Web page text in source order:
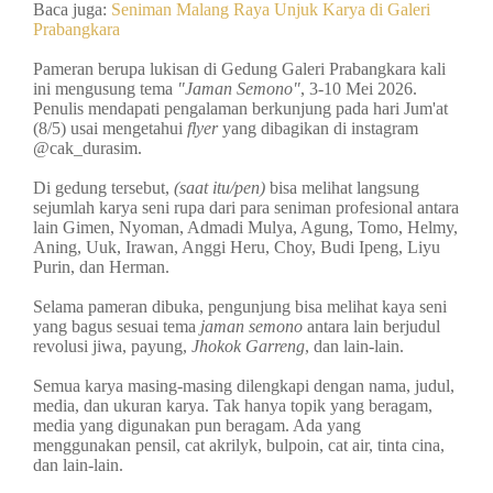
Baca juga: Seniman Malang Raya Unjuk Karya di Galeri
Prabangkara
Pameran berupa lukisan di Gedung Galeri Prabangkara kali
ini mengusung tema "Jaman Semono", 3-10 Mei 2026.
Penulis mendapati pengalaman berkunjung pada hari Jum'at
(8/5) usai mengetahui flyeryang dibagikan di instagram
@cak_durasim.
Di gedung tersebut, (saat itu/pen) bisa melihat langsung
sejumlah karya seni rupa dari para seniman profesional antara
lain Gimen, Nyoman, Admadi Mulya, Agung, Tomo, Helmy,
Aning, Uuk, Irawan, Anggi Heru, Choy, Budi Ipeng, Liyu
Purin, dan Herman.
Selama pameran dibuka, pengunjung bisa melihat kaya seni
yang bagus sesuai tema jaman semono antara lain berjudul
revolusi jiwa, payung, Jhokok Garreng, dan lain-lain.
Semua karya masing-masing dilengkapi dengan nama, judul,
media, dan ukuran karya. Tak hanya topik yang beragam,
media yang digunakan pun beragam. Ada yang
menggunakan pensil, cat akrilyk, bulpoin, cat air, tinta cina,
dan lain-lain.